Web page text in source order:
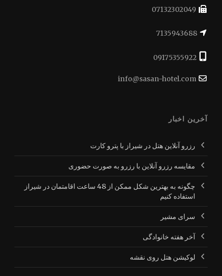
آخرین اخبار
رزرو آنلاین هتل در شیراز با پترو کارت
مقایسه رزرو آنلاین با رزرو به صورت حضوری
چگونه به بهترین شکل ممکن از 48 ساعت اقامتمان در شیراز
استفاده کنیم
سرای مشیر
آخر هفته خانوادگی
لوکیشن هتل روی نقشه